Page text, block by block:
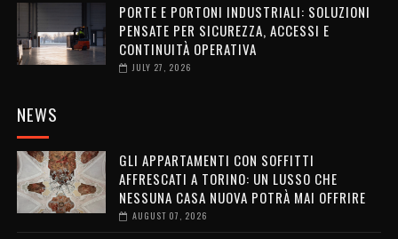
PORTE E PORTONI INDUSTRIALI: SOLUZIONI
PENSATE PER SICUREZZA, ACCESSI E
CONTINUITÀ OPERATIVA
JULY 27, 2026
NEWS
GLI APPARTAMENTI CON SOFFITTI
AFFRESCATI A TORINO: UN LUSSO CHE
NESSUNA CASA NUOVA POTRÀ MAI OFFRIRE
AUGUST 07, 2026